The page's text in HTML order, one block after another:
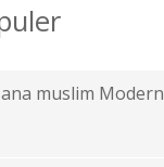
muslim Modern